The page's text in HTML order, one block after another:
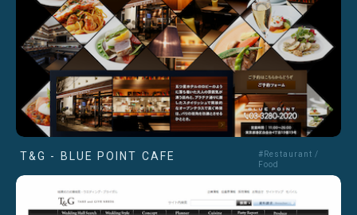
T&G - BLUE POINT CAFE
#Restaurant /
Food